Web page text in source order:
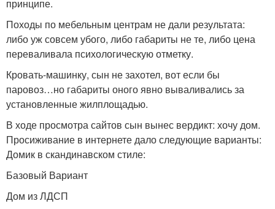
принципе.
Походы по мебельным центрам не дали результата:
либо уж совсем убого, либо габариты не те, либо цена
переваливала психологическую отметку.
Кровать-машинку, сын не захотел, вот если бы
паровоз…но габариты оного явно вываливались за
установленные жилплощадью.
В ходе просмотра сайтов сын вынес вердикт: хочу дом.
Просиживание в интернете дало следующие варианты:
Домик в скандинавском стиле:
Базовый Вариант
Дом из ЛДСП